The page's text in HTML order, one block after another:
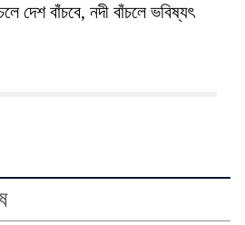
দেশ বাঁচবে, নদী বাঁচলে ভবিষ্যৎ